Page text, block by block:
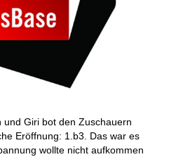
und Giri bot den Zuschauern
Eröffnung: 1.b3. Das war es
wollte nicht aufkommen